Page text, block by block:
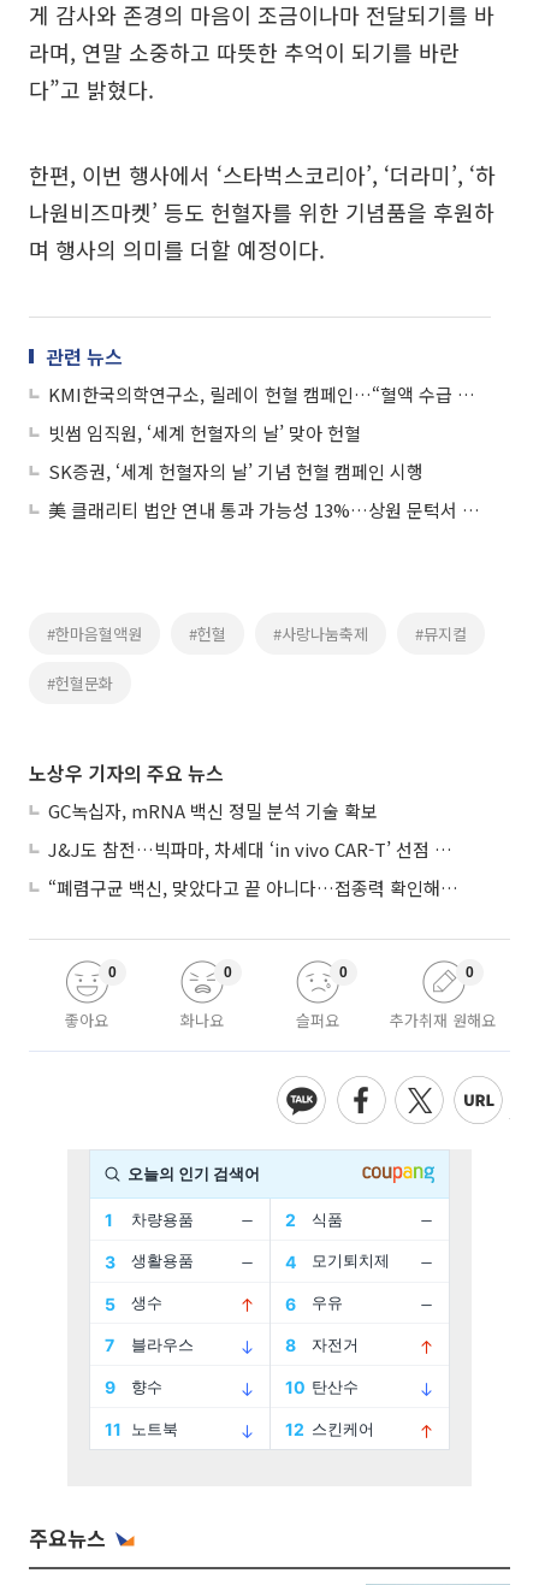
게 감사와 존경의 마음이 조금이나마 전달되기를 바
라며, 연말 소중하고 따뜻한 추억이 되기를 바란
다”고 밝혔다.
한편, 이번 행사에서 ‘스타벅스코리아’, ‘더라미’, ‘하
나원비즈마켓’ 등도 헌혈자를 위한 기념품을 후원하
며 행사의 의미를 더할 예정이다.
관련 뉴스
KMI한국의학연구소, 릴레이 헌혈 캠페인…“혈액 수급 안정화 기여”
빗썸 임직원, ‘세계 헌혈자의 날’ 맞아 헌혈
SK증권, ‘세계 헌혈자의 날’ 기념 헌혈 캠페인 시행
美 클래리티 법안 연내 통과 가능성 13%…상원 문턱서 제동
#한마음혈액원 #헌혈 #사랑나눔축제 #뮤지컬
#헌혈문화
노상우 기자의 주요 뉴스
GC녹십자, mRNA 백신 정밀 분석 기술 확보
J&J도 참전…빅파마, 차세대 ‘in vivo CAR-T’ 선점 경쟁 본격화
“폐렴구균 백신, 맞았다고 끝 아니다…접종력 확인해야”
좋아요
0
화나요
0
슬퍼요
0
추가취재 원해요
0
주요뉴스